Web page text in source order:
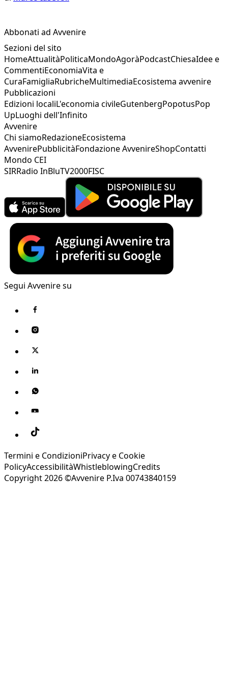
Abbonati ad Avvenire
Sezioni del sito
HomeAttualitàPoliticaMondoAgoràPodcastChiesaIdee e
CommentiEconomiaVita e
CuraFamigliaRubricheMultimediaEcosistema avvenire
Pubblicazioni
Edizioni localiL'economia civileGutenbergPopotusPop
UpLuoghi dell'Infinito
Avvenire
Chi siamoRedazioneEcosistema
AvvenirePubblicitàFondazione AvvenireShopContatti
Mondo CEI
SIRRadio InBluTV2000FISC
Segui Avvenire su
Termini e CondizioniPrivacy e Cookie
PolicyAccessibilitàWhistleblowingCredits
Copyright 2026 ©Avvenire P.Iva 00743840159